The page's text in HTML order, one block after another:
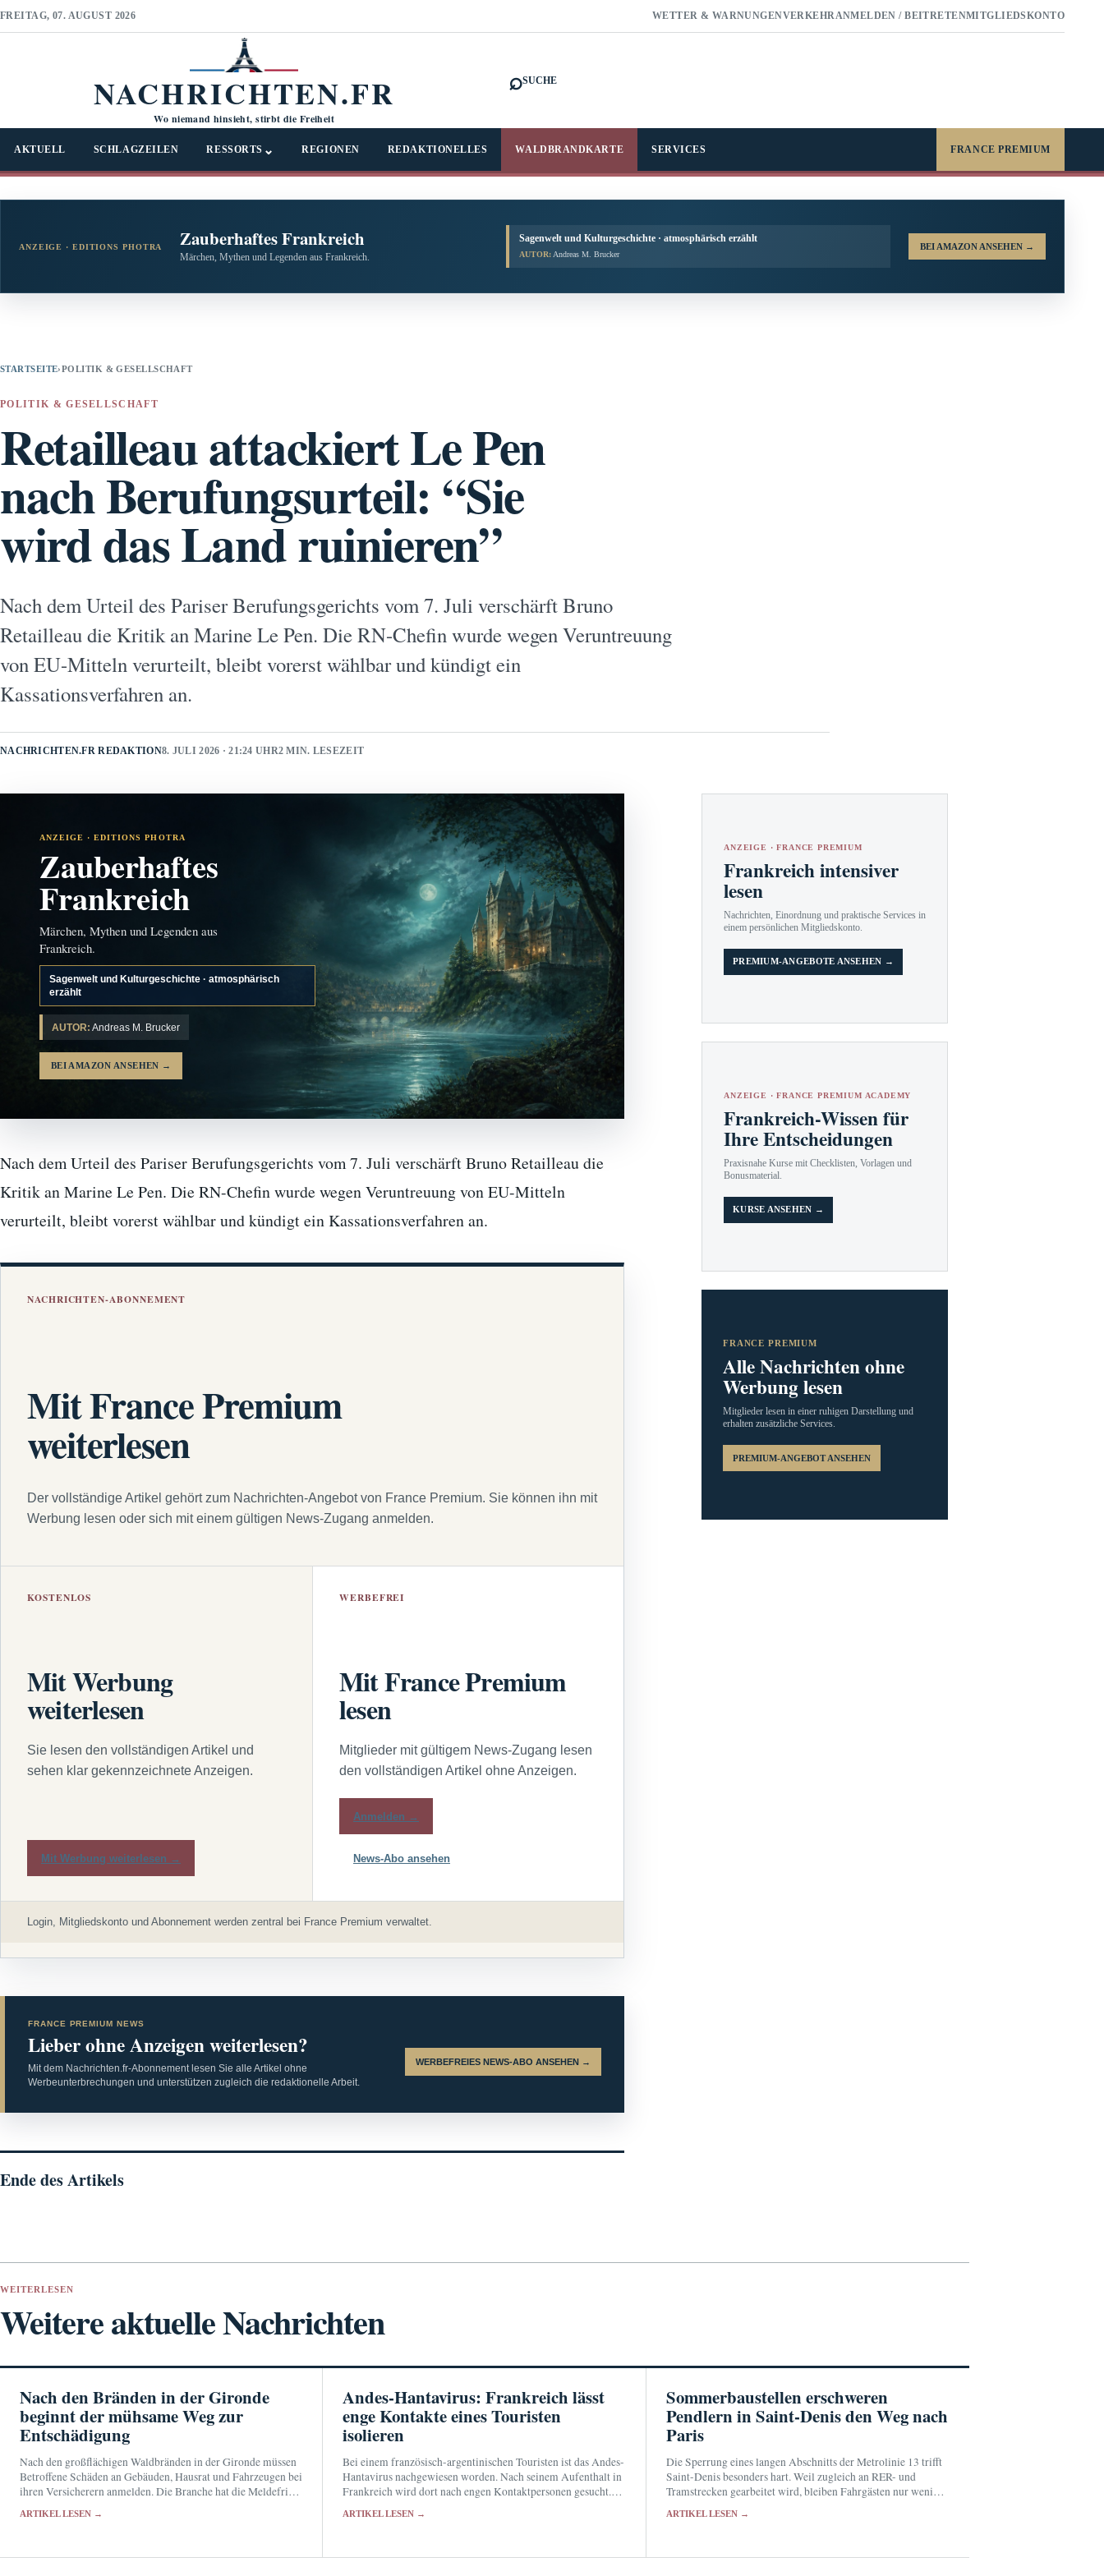
FREITAG, 07. AUGUST 2026 WETTER & WARNUNGENVERKEHRANMELDEN / BEITRETENMITGLIEDSKONTO
NACHRICHTEN.FR
Wo niemand hinsieht, stirbt die Freiheit
⌕SUCHE
AKTUELL SCHLAGZEILEN RESSORTS ⌄ REGIONEN REDAKTIONELLES WALDBRANDKARTE SERVICES FRANCE PREMIUM
ANZEIGE · EDITIONS PHOTRA Zauberhaftes Frankreich
Märchen, Mythen und Legenden aus Frankreich.
Sagenwelt und Kulturgeschichte · atmosphärisch erzählt
AUTOR:Andreas M. Brucker
BEI AMAZON ANSEHEN →
STARTSEITE›POLITIK & GESELLSCHAFT
POLITIK & GESELLSCHAFT
Retailleau attackiert Le Pen
nach Berufungsurteil: “Sie
wird das Land ruinieren”
Nach dem Urteil des Pariser Berufungsgerichts vom 7. Juli verschärft Bruno
Retailleau die Kritik an Marine Le Pen. Die RN-Chefin wurde wegen Veruntreuung
von EU-Mitteln verurteilt, bleibt vorerst wählbar und kündigt ein
Kassationsverfahren an.
NACHRICHTEN.FR REDAKTION8. JULI 2026 · 21:24 UHR2 MIN. LESEZEIT
ANZEIGE · EDITIONS PHOTRA
Zauberhaftes
Frankreich
Märchen, Mythen und Legenden aus
Frankreich.
Sagenwelt und Kulturgeschichte · atmosphärisch
erzählt
AUTOR: Andreas M. Brucker
BEI AMAZON ANSEHEN →
Nach dem Urteil des Pariser Berufungsgerichts vom 7. Juli verschärft Bruno Retailleau die
Kritik an Marine Le Pen. Die RN-Chefin wurde wegen Veruntreuung von EU-Mitteln
verurteilt, bleibt vorerst wählbar und kündigt ein Kassationsverfahren an.
NACHRICHTEN-ABONNEMENT
Mit France Premium
weiterlesen
Der vollständige Artikel gehört zum Nachrichten-Angebot von France Premium. Sie können ihn mit
Werbung lesen oder sich mit einem gültigen News-Zugang anmelden.
KOSTENLOS
Mit Werbung
weiterlesen
Sie lesen den vollständigen Artikel und
sehen klar gekennzeichnete Anzeigen.
Mit Werbung weiterlesen →
WERBEFREI
Mit France Premium
lesen
Mitglieder mit gültigem News-Zugang lesen
den vollständigen Artikel ohne Anzeigen.
Anmelden →
News-Abo ansehen
Login, Mitgliedskonto und Abonnement werden zentral bei France Premium verwaltet.
FRANCE PREMIUM NEWS
Lieber ohne Anzeigen weiterlesen?
Mit dem Nachrichten.fr-Abonnement lesen Sie alle Artikel ohne
Werbeunterbrechungen und unterstützen zugleich die redaktionelle Arbeit.
WERBEFREIES NEWS-ABO ANSEHEN →
Ende des Artikels
ANZEIGE · FRANCE PREMIUM
Frankreich intensiver
lesen
Nachrichten, Einordnung und praktische Services in
einem persönlichen Mitgliedskonto.
PREMIUM-ANGEBOTE ANSEHEN →
ANZEIGE · FRANCE PREMIUM ACADEMY
Frankreich-Wissen für
Ihre Entscheidungen
Praxisnahe Kurse mit Checklisten, Vorlagen und
Bonusmaterial.
KURSE ANSEHEN →
FRANCE PREMIUM
Alle Nachrichten ohne
Werbung lesen
Mitglieder lesen in einer ruhigen Darstellung und
erhalten zusätzliche Services.
PREMIUM-ANGEBOT ANSEHEN
WEITERLESEN
Weitere aktuelle Nachrichten
Nach den Bränden in der Gironde
beginnt der mühsame Weg zur
Entschädigung
Nach den großflächigen Waldbränden in der Gironde müssen
Betroffene Schäden an Gebäuden, Hausrat und Fahrzeugen bei
ihren Versicherern anmelden. Die Branche hat die Meldefrist
vorübergehende…
ARTIKEL LESEN →
Andes-Hantavirus: Frankreich lässt
enge Kontakte eines Touristen
isolieren
Bei einem französisch-argentinischen Touristen ist das Andes-
Hantavirus nachgewiesen worden. Nach seinem Aufenthalt in
Frankreich wird dort nach engen Kontaktpersonen gesucht.
ARTIKEL LESEN →
Sommerbaustellen erschweren
Pendlern in Saint-Denis den Weg nach
Paris
Die Sperrung eines langen Abschnitts der Metrolinie 13 trifft
Saint-Denis besonders hart. Weil zugleich an RER- und
Tramstrecken gearbeitet wird, bleiben Fahrgästen nur wenige
ARTIKEL LESEN →